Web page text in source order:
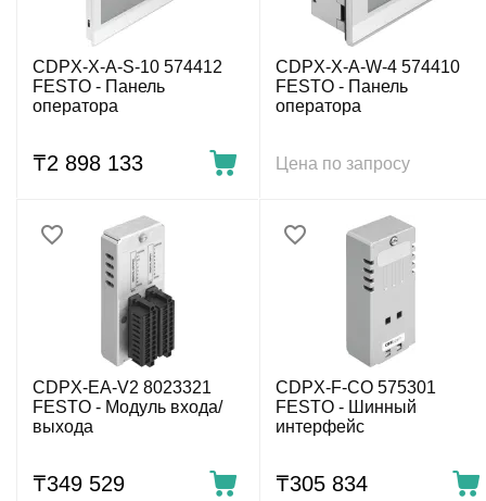
CDPX-X-A-S-10 574412
FESTO - Панель
оператора
₸2 898 133
CDPX-X-A-W-4 574410
FESTO - Панель
оператора
Цена по запросу
CDPX-EA-V2 8023321
FESTO - Модуль входа/
выхода
₸349 529
CDPX-F-CO 575301
FESTO - Шинный
интерфейс
₸305 834